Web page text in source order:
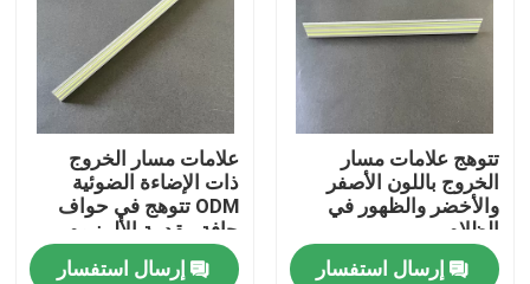
جولة في المعمل
اتصل بنا
طلب اقتباس
تتوهج علامات مسار
الخروج باللون الأصفر
والأخضر والظهور في
الظلام
إرسال استفسار
علامات مسار الخروج
ذات الإضاءة الضوئية
ODM تتوهج في حواف
حافة مقدمة الألمنيوم
الداكنة
إرسال استفسار